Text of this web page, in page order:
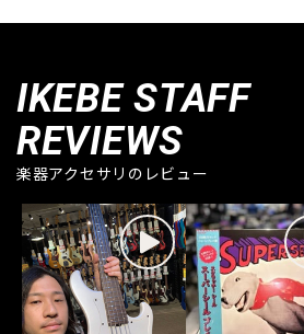
IKEBE STAFF
REVIEWS
楽器アクセサリのレビュー